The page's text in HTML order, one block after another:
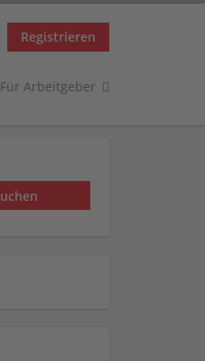
Registrieren
Für Arbeitgeber